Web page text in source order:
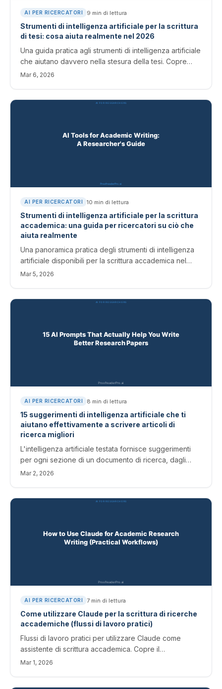
AI PER RICERCATORI 9 min di lettura
Strumenti di intelligenza artificiale per la scrittura
di tesi: cosa aiuta realmente nel 2026
Una guida pratica agli strumenti di intelligenza artificiale
che aiutano davvero nella stesura della tesi. Copre
strumenti di correzione di bozze, parafrasi, riepilogo e
Mar 6, 2026
AI PER RICERCATORI 10 min di lettura
Strumenti di intelligenza artificiale per la scrittura
accademica: una guida per ricercatori su ciò che
aiuta realmente
Una panoramica pratica degli strumenti di intelligenza
artificiale disponibili per la scrittura accademica nel
2026. Copre strumenti di correzione di bozze,
Mar 5, 2026
AI PER RICERCATORI 8 min di lettura
15 suggerimenti di intelligenza artificiale che ti
aiutano effettivamente a scrivere articoli di
ricerca migliori
L'intelligenza artificiale testata fornisce suggerimenti
per ogni sezione di un documento di ricerca, dagli
abstract alle risposte ai revisori. Copia-incolla pronto
Mar 2, 2026
AI PER RICERCATORI 7 min di lettura
Come utilizzare Claude per la scrittura di ricerche
accademiche (flussi di lavoro pratici)
Flussi di lavoro pratici per utilizzare Claude come
assistente di scrittura accademica. Copre il
brainstorming, la sintesi della letteratura e quando
Mar 1, 2026